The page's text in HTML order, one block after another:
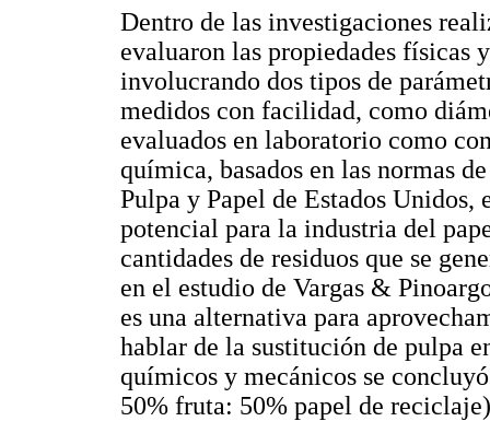
Dentro de las investigaciones
evaluaron las propiedades físicas
involucrando dos tipos de
medidos con facilidad, como
evaluados en laboratorio como
química, basados en las normas
Pulpa y Papel de Estados Unidos,
potencial para la industria del
cantidades de residuos que se
en el estudio de Vargas &
es una alternativa para
hablar de la sustitución de pulpa
químicos y mecánicos se
50% fruta: 50% papel de